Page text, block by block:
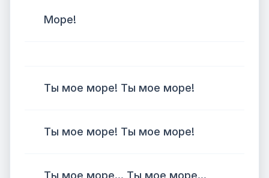
Море!
Ты мое море! Ты мое море!
Ты мое море! Ты мое море!
Ты мое море... Ты мое море...